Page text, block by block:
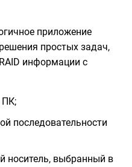
приложение
простых задач,
информации с
ПК;
последовательности
носитель, выбранный в